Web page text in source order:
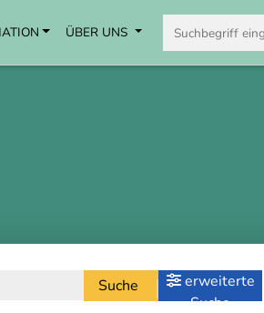
ÜBER UNS
Suche
erweiterte
Suche